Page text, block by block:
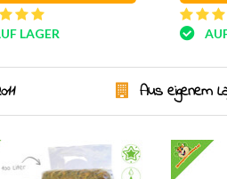
LAGER
Aus eigenem